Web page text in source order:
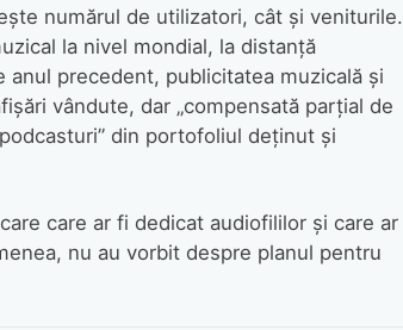
numărul de utilizatori, cât și veniturile.
la nivel mondial, la distanță
precedent, publicitatea muzicală și
vândute, dar „compensată parțial de
din portofoliul deținut și
care ar fi dedicat audiofililor și care ar
nu au vorbit despre planul pentru